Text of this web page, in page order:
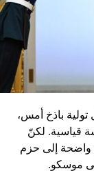
على
في تغريدات
عميقة”، من
أجرت
اشترت
القضية
الشرق الأوسط
خلف
تولية باذخ أمس،
قياسية. لكنّ
واضحة إلى حزم
موسكو.